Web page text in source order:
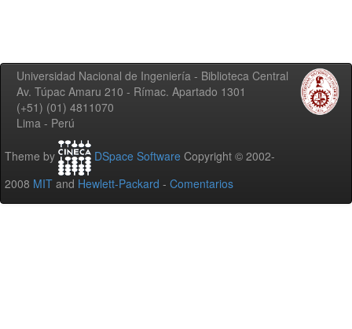
Universidad Nacional de Ingeniería - Biblioteca Central
Av. Túpac Amaru 210 - Rímac. Apartado 1301
(+51) (01) 4811070
Lima - Perú
Theme by DSpace Software Copyright © 2002-
2008 MIT and Hewlett-Packard - Comentarios